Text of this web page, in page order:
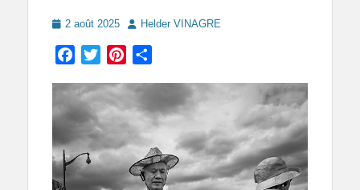
Posted
2 août 2025 AuthorHelder VINAGRE
Facebook
TwitterPinterest